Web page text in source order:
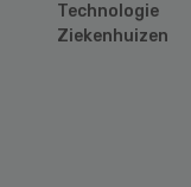
Technologie
Ziekenhuizen